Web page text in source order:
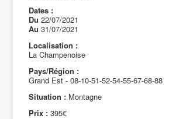
Dates :
Du 22/07/2021
Au 31/07/2021
Localisation :
La Champenoise
Pays/Région :
Grand Est - 08-10-51-52-54-55-67-68-88
Situation : Montagne
Prix : 395€